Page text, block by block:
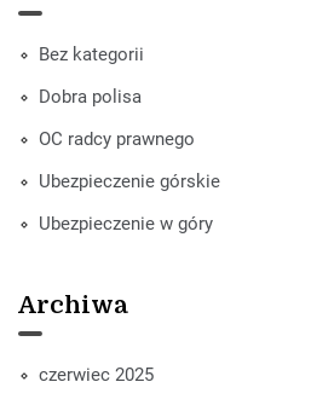
Bez kategorii
Dobra polisa
OC radcy prawnego
Ubezpieczenie górskie
Ubezpieczenie w góry
Archiwa
czerwiec 2025